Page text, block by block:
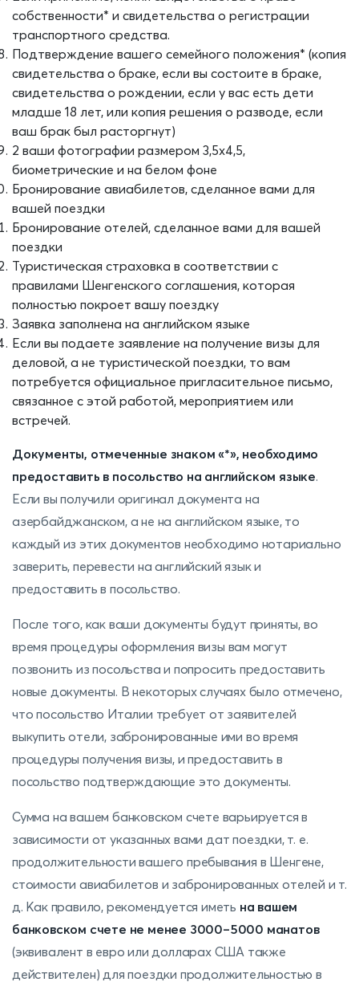
собственности* и свидетельства о регистрации
транспортного средства.
Подтверждение вашего семейного положения* (копия
свидетельства о браке, если вы состоите в браке,
свидетельства о рождении, если у вас есть дети
младше 18 лет, или копия решения о разводе, если
ваш брак был расторгнут)
2 ваши фотографии размером 3,5x4,5,
биометрические и на белом фоне
Бронирование авиабилетов, сделанное вами для
вашей поездки
Бронирование отелей, сделанное вами для вашей
поездки
Туристическая страховка в соответствии с
правилами Шенгенского соглашения, которая
полностью покроет вашу поездку
Заявка заполнена на английском языке
Если вы подаете заявление на получение визы для
деловой, а не туристической поездки, то вам
потребуется официальное пригласительное письмо,
связанное с этой работой, мероприятием или
встречей.
Документы, отмеченные знаком «*», необходимо
предоставить в посольство на английском языке.
Если вы получили оригинал документа на
азербайджанском, а не на английском языке, то
каждый из этих документов необходимо нотариально
заверить, перевести на английский язык и
предоставить в посольство.
После того, как ваши документы будут приняты, во
время процедуры оформления визы вам могут
позвонить из посольства и попросить предоставить
новые документы. В некоторых случаях было отмечено,
что посольство Италии требует от заявителей
выкупить отели, забронированные ими во время
процедуры получения визы, и предоставить в
посольство подтверждающие это документы.
Сумма на вашем банковском счете варьируется в
зависимости от указанных вами дат поездки, т. е.
продолжительности вашего пребывания в Шенгене,
стоимости авиабилетов и забронированных отелей и т.
д. Как правило, рекомендуется иметь на вашем
банковском счете не менее 3000–5000 манатов
(эквивалент в евро или долларах США также
действителен) для поездки продолжительностью в